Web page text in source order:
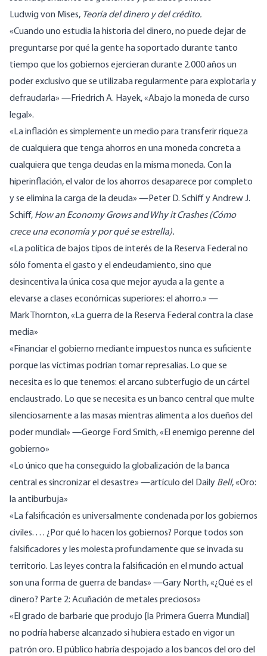
Ludwigvon Mises, Teoría del dinero y del crédito.
«Cuando uno estudia la historia del dinero, no puede dejar de
preguntarse por qué la gente ha soportado durante tanto
tiempo que los gobiernos ejercieran durante 2.000 años un
poder exclusivo que se utilizaba regularmente para explotarla y
defraudarla» —FriedrichA. Hayek, «Abajo la moneda de curso
legal».
«La inflación es simplemente un medio para transferir riqueza
de cualquiera que tenga ahorros en una moneda concreta a
cualquiera que tenga deudas en la misma moneda. Con la
hiperinflación, el valor de los ahorros desaparece por completo
y se elimina la carga de la deuda» —Peter D. Schiff y Andrew J.
Schiff, How an Economy Grows and Why it Crashes (Cómo
crece una economía y por qué se estrella).
«La política de bajos tipos de interés de la Reserva Federal no
sólo fomenta el gasto y el endeudamiento, sino que
desincentiva la única cosa que mejor ayuda a la gente a
elevarse a clases económicas superiores: el ahorro.» —
Mark
Thornton, «La guerra de la Reserva Federal contra la clase
media»
«Financiar el gobierno mediante impuestos nunca es suficiente
porque las víctimas podrían tomar represalias. Lo que se
necesita es lo que tenemos: el arcano subterfugio de un cártel
enclaustrado. Lo que se necesita es un banco central que multe
silenciosamente a las masas mientras alimenta a los dueños del
poder mundial» —George Ford Smith, «El enemigo perenne del
gobierno»
«Lo único que ha conseguido la globalización de la banca
central es sincronizar el desastre» —artículo del Daily Bell, «Oro:
la antiburbuja»
«La falsificación es universalmente condenada por los gobiernos
civiles. . . . ¿Por qué lo hacen los gobiernos? Porque todos son
falsificadores y les molesta profundamente que se invada su
territorio. Las leyes contra la falsificación en el mundo actual
son una forma de guerra de bandas» —Gary North, «¿Qué es el
dinero? Parte 2: Acuñación de metales preciosos»
«El grado de barbarie que produjo [la Primera Guerra Mundial]
no podría haberse alcanzado si hubiera estado en vigor un
patrón oro. El público habría despojado a los bancos del oro del